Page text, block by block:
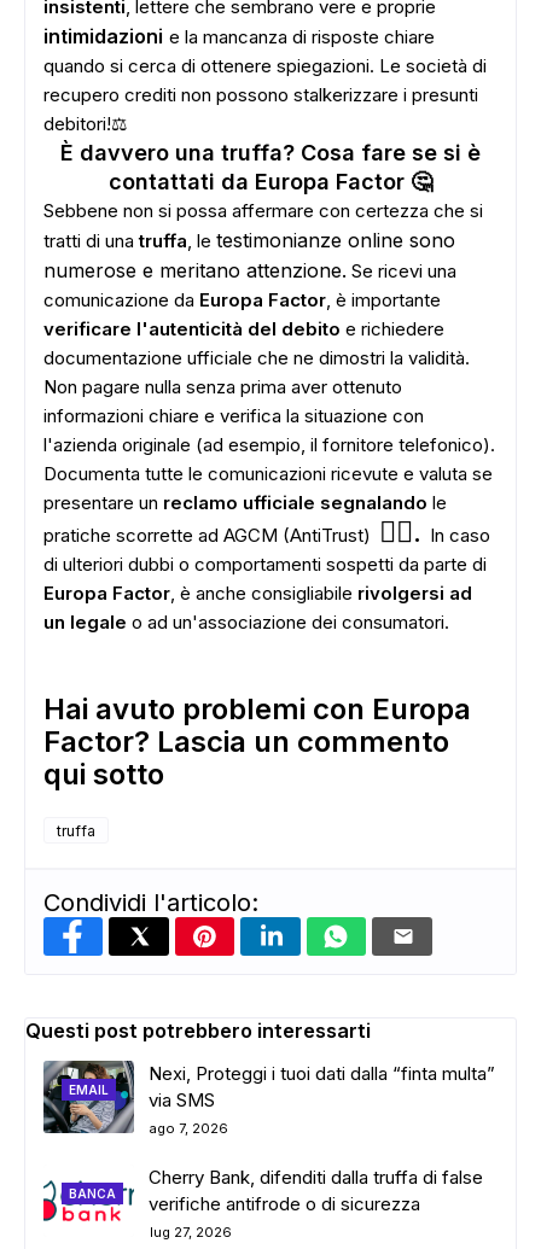
insistenti, lettere che sembrano vere e proprie
intimidazioni e la mancanza di risposte chiare
quando si cerca di ottenere spiegazioni. Le società di
recupero crediti non possono stalkerizzare i presunti
debitori!⚖️
È davvero una truffa? Cosa fare se si è
contattati da Europa Factor 🤔
Sebbene non si possa affermare con certezza che si
tratti di unatruffa, le testimonianze online sono
numerose e meritano attenzione. Se ricevi una
comunicazione da Europa Factor, è importante
verificare l'autenticità del debito e richiedere
documentazione ufficiale che ne dimostri la validità.
Non pagare nulla senza prima aver ottenuto
informazioni chiare e verifica la situazione con
l'azienda originale (ad esempio, il fornitore telefonico).
Documenta tutte le comunicazioni ricevute e valuta se
presentare un reclamo ufficiale segnalando le
pratiche scorrette ad AGCM (AntiTrust) 👮‍♂️. In caso
di ulteriori dubbi o comportamenti sospetti da parte di
Europa Factor, è anche consigliabile rivolgersi ad
un legale o ad un'associazione dei consumatori.
Hai avuto problemi con Europa
Factor? Lascia un commento
qui sotto
truffa
Condividi l'articolo:
Questi post potrebbero interessarti
EMAIL
Nexi, Proteggi i tuoi dati dalla “finta multa”
via SMS
ago 7, 2026
BANCA
Cherry Bank, difenditi dalla truffa di false
verifiche antifrode o di sicurezza
lug 27, 2026